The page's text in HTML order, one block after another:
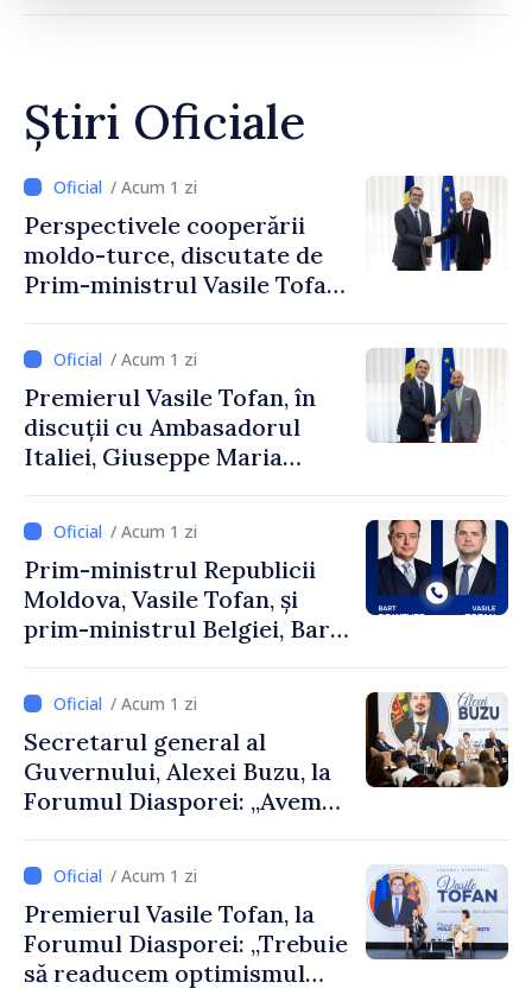
Știri Oficiale
/ Acum 1 zi
Perspectivele cooperării
moldo-turce, discutate de
Prim-ministrul Vasile Tofan
Uygar Mustafa Sertel
/ Acum 1 zi
Premierul Vasile Tofan, în
discuții cu Ambasadorul
Italiei, Giuseppe Maria
/ Acum 1 zi
Prim-ministrul Republicii
Moldova, Vasile Tofan, și
prim-ministrul Belgiei, Bart
despre parcursul european
al Republicii Moldova.
/ Acum 1 zi
Secretarul general al
Guvernului, Alexei Buzu, la
Forumul Diasporei: „Avem
dumneavoastră pentru a
construi comunități mai
puternice”
/ Acum 1 zi
Premierul Vasile Tofan, la
Forumul Diasporei: „Trebuie
să readucem optimismul